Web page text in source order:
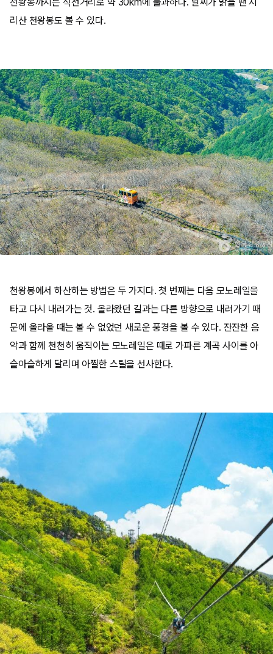
리산 천왕봉도 볼 수 있다.​
천왕봉에서 하산하는 방법은 두 가지다. 첫 번째는 다음 모노레일을
타고 다시 내려가는 것. 올라왔던 길과는 다른 방향으로 내려가기 때
문에 올라올 때는 볼 수 없었던 새로운 풍경을 볼 수 있다. 잔잔한 음
악과 함께 천천히 움직이는 모노레일은 때로 가파른 계곡 사이를 아
슬아슬하게 달리며 아찔한 스릴을 선사한다.